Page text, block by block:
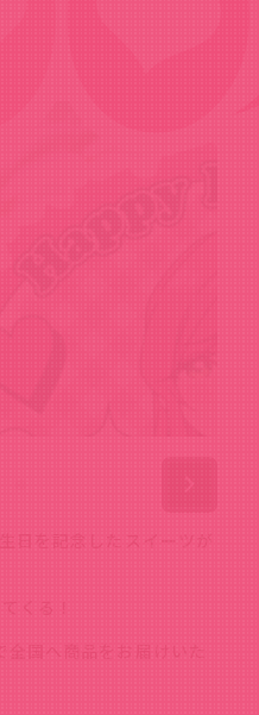
日を記念したスイーツが
くる！
国へ商品をお届けいた